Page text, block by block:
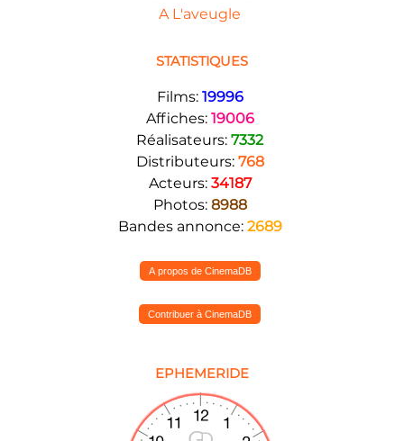
A L'aveugle
STATISTIQUES
Films: 19996
Affiches: 19006
Réalisateurs: 7332
Distributeurs: 768
Acteurs: 34187
Photos: 8988
Bandes annonce: 2689
A propos de CinemaDB
Contribuer à CinemaDB
EPHEMERIDE